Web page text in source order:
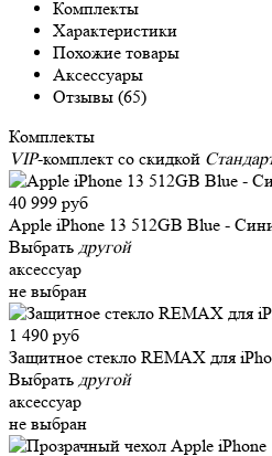
Комплекты
Характеристики
Похожие товары
Аксессуары
Отзывы (65)
Комплекты
VIP-комплект со скидкой
40 999 руб
Apple iPhone 13 512GB Blue -
Выбрать другой
аксессуар
не выбран
1 490 руб
Защитное стекло REMAX для
Выбрать другой
аксессуар
не выбран